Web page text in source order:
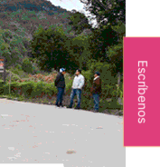
Escríbenos